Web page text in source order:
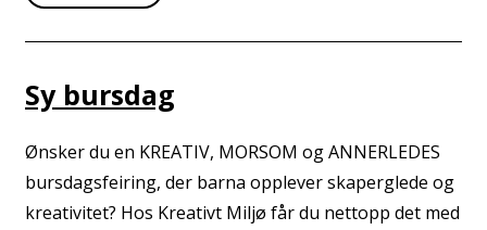
Sy bursdag
Ønsker du en KREATIV, MORSOM og ANNERLEDES
bursdagsfeiring, der barna opplever skaperglede og
kreativitet? Hos Kreativt Miljø får du nettopp det med